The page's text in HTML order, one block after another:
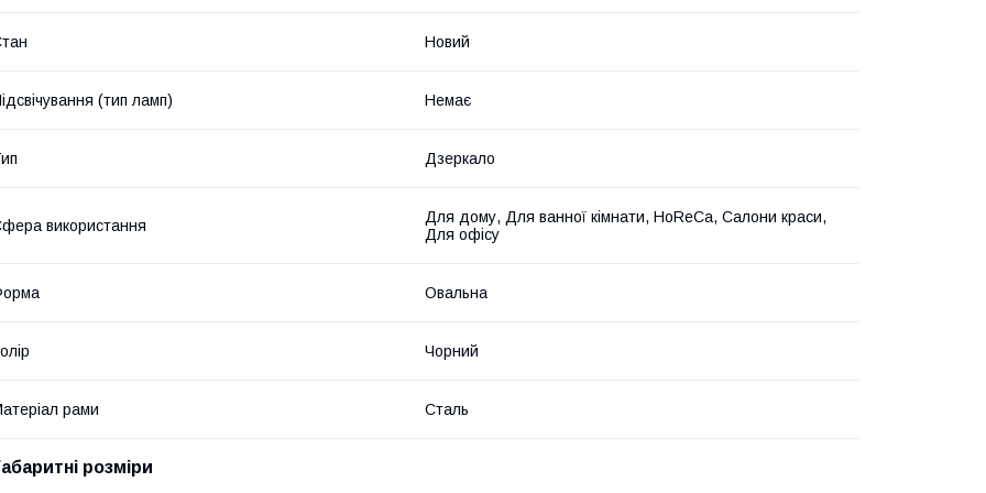
Новий
(тип ламп) Немає
Дзеркало
використання
Для дому, Для ванної кімнати, HoReCa, Салони краси,
Для офісу
Овальна
Чорний
рами Сталь
розміри